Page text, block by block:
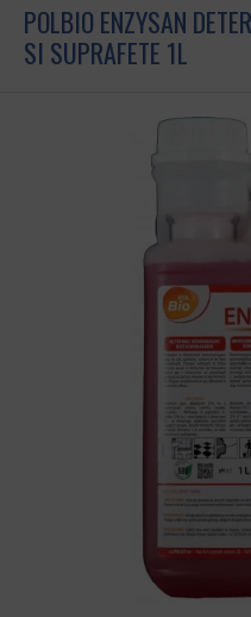
POLBIO ENZYSAN
SI SUPRAFETE 1L